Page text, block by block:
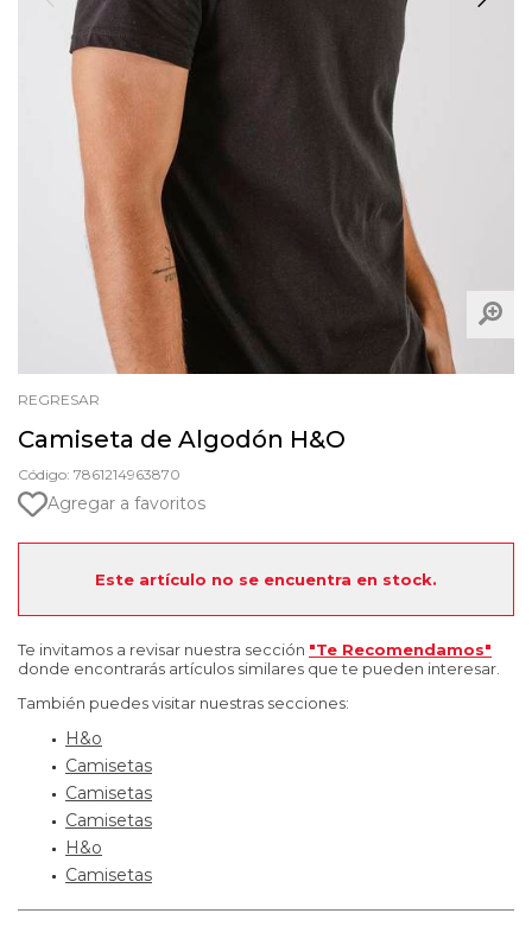
REGRESAR
Camiseta de Algodón H&O
Código: 7861214963870
Agregar a favoritos
Este artículo no se encuentra en stock.
Te invitamos a revisar nuestra sección "Te Recomendamos"
donde encontrarás artículos similares que te pueden interesar.
También puedes visitar nuestras secciones:
H&o
Camisetas
Camisetas
Camisetas
H&o
Camisetas